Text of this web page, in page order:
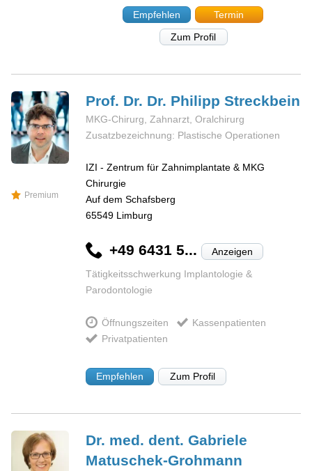
Empfehlen
Termin
Zum Profil
Premium
Prof. Dr. Dr. PhilippStreckbein
MKG-Chirurg, Zahnarzt, Oralchirurg
Zusatzbezeichnung: Plastische Operationen
IZI - Zentrum für Zahnimplantate & MKG
Chirurgie
Auf dem Schafsberg
65549 Limburg
+49 6431 5... Anzeigen
Tätigkeitsschwerkung Implantologie &
Parodontologie
Öffnungszeiten
Kassenpatienten
Privatpatienten
Empfehlen Zum Profil
Dr. med. dent. Gabriele
Matuschek-Grohmann